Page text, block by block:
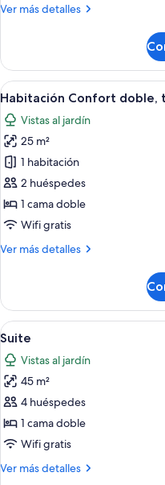
1
o
2
individuales
Ver más detalles
Más
clásica
con
1
cama
doble
o
2
individuales
Abrir
todas
las
fotos
de
Habitación
Confort
doble,
terraza
5
Habitación Confort doble,
Vistas al jardín
25 m²
1 habitación
2 huéspedes
1 cama doble
Wifi gratis
Ver más detalles
Más
Confort
doble,
terraza
Abrir
todas
las
fotos
de
Suite
7
Suite
Vistas al jardín
45 m²
4 huéspedes
1 cama doble
Wifi gratis
Ver más detalles
Más